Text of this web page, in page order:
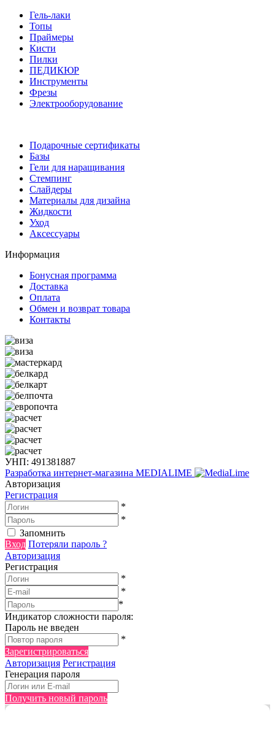
Гель-лаки
Топы
Праймеры
Кисти
Пилки
ПЕДИКЮР
Инструменты
Фрезы
Электрооборудование
Подарочные сертификаты
Базы
Гели для наращивания
Стемпинг
Слайдеры
Материалы для дизайна
Жидкости
Уход
Аксессуары
Информация
Бонусная программа
Доставка
Оплата
Обмен и возврат товара
Контакты
УНП: 491381887
Разработка интернет-магазина MEDIALIME
Авторизация
Регистрация
*
*
Запомнить
Вход Потеряли пароль ?
Авторизация
Регистрация
*
*
*
Индикатор сложности пароля:
Пароль не введен
*
Зарегистрироваться
Авторизация Регистрация
Генерация пароля
Получить новый пароль